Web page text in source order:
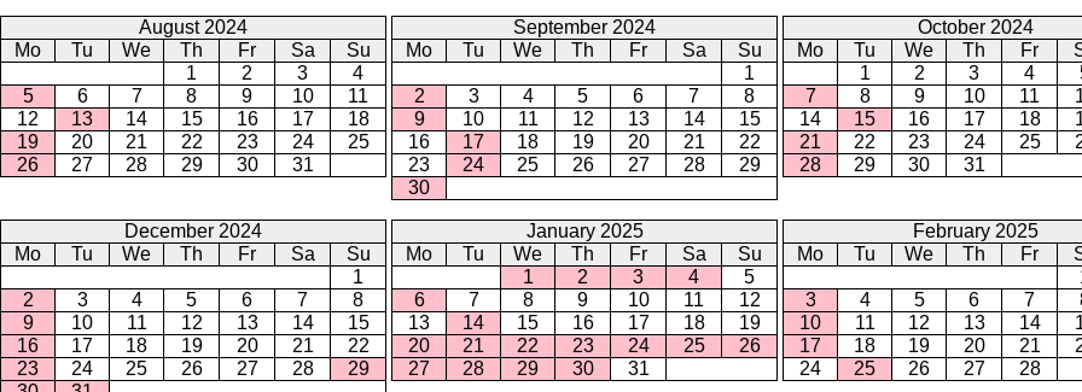
August 2024
Mo
Tu We Th Fr Sa
Su
1
2 3
4
5
6 7 8 9 10
11
12
13 14 15 16 17
18
19
20 21 22 23 24
25
26
27 28 29 30 31
September 2024
Mo
Tu We Th Fr Sa
Su
1
2
3 4 5 6 7
8
9
10 11 12 13 14
15
16
17 18 19 20 21
22
23
24 25 26 27 28
29
30
October 2024
Mo
Tu We Th Fr
1
2 3 4
7
8 9 10 11
14
15 16 17 18
21
22 23 24 25
28
29 30 31
December 2024
Mo
Tu We Th Fr Sa
Su
1
2
3 4 5 6 7
8
9
10 11 12 13 14
15
16
17 18 19 20 21
22
23
24 25 26 27 28
29
January 2025
Mo
Tu We Th Fr Sa
Su
1
2 3 4
5
6
7 8 9 10 11
12
13
14 15 16 17 18
19
20
21 22 23 24 25
26
27
28 29 30 31
February 2025
Mo
Tu We Th Fr
3
4 5 6 7
10
11 12 13 14
17
18 19 20 21
24
25 26 27 28